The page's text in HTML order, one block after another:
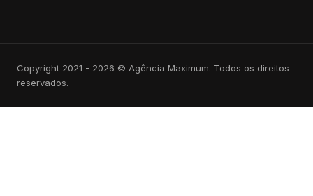
Copyright 2021 - 2026 © Agência Maximum. Todos os direitos
reservados.